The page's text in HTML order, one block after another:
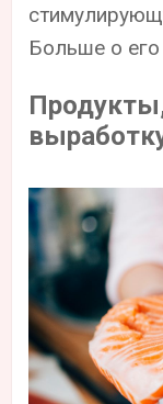
Больше о его